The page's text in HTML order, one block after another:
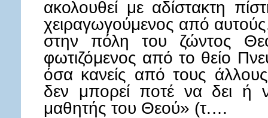
ακολουθεί με αδίστακτη
χειραγωγούμενος από αυτούς,
στην πόλη του ζώντος
φωτιζόμενος από το θείο
όσα κανείς από τους
δεν μπορεί ποτέ να δει ή
μαθητής του Θεού» (τ.…